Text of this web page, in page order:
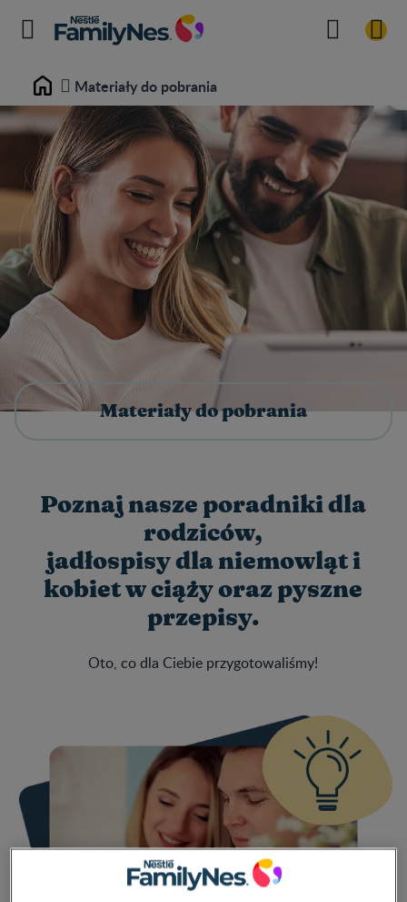
Home Materiały do pobrania
Materiały do pobrania
Poznaj nasze poradniki dla
rodziców,
jadłospisy dla niemowląt i
kobiet w ciąży oraz pyszne
przepisy.
Oto, co dla Ciebie przygotowaliśmy!